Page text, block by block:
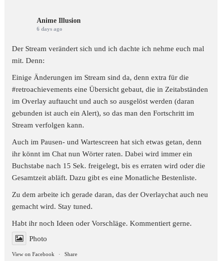
Anime Illusion
6 days ago
Der Stream verändert sich und ich dachte ich nehme euch mal
mit. Denn:
Einige Änderungen im Stream sind da, denn extra für die
#retroachievements eine Übersicht gebaut, die in Zeitabständen
im Overlay auftaucht und auch so ausgelöst werden (daran
gebunden ist auch ein Alert), so das man den Fortschritt im
Stream verfolgen kann.
Auch im Pausen- und Wartescreen hat sich etwas getan, denn
ihr könnt im Chat nun Wörter raten. Dabei wird immer ein
Buchstabe nach 15 Sek. freigelegt, bis es erraten wird oder die
Gesamtzeit abläft. Dazu gibt es eine Monatliche Bestenliste.
Zu dem arbeite ich gerade daran, das der Overlaychat auch neu
gemacht wird. Stay tuned.
Habt ihr noch Ideen oder Vorschläge. Kommentiert gerne.
Photo
View on Facebook · Share